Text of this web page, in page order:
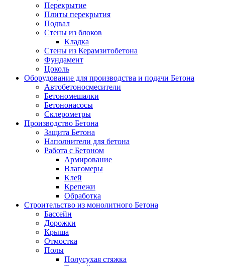
Перекрытие
Плиты перекрытия
Подвал
Стены из блоков
Кладка
Стены из Керамзитобетона
Фундамент
Цоколь
Оборудование для производства и подачи Бетона
Автобетоносмесители
Бетономешалки
Бетононасосы
Склерометры
Производство Бетона
Защита Бетона
Наполнители для бетона
Работа с Бетоном
Армирование
Влагомеры
Клей
Крепежи
Обработка
Строительство из монолитного Бетона
Бассейн
Дорожки
Крыша
Отмостка
Полы
Полусухая стяжка